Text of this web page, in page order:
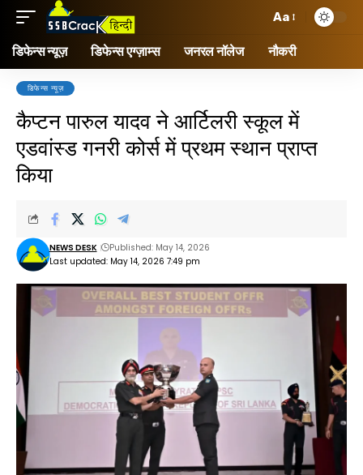
Aa
डिफेन्स न्यूज़ डिफेन्स एग्ज़ाम्स जनरल नॉलेज नौकरी
डिफेन्स न्यूज़
कैप्टन पारुल यादव ने आर्टिलरी स्कूल में
एडवांस्ड गनरी कोर्स में प्रथम स्थान प्राप्त
किया
Last updated: May 14, 2026 7:49 pm
NEWS DESK Published: May 14, 2026